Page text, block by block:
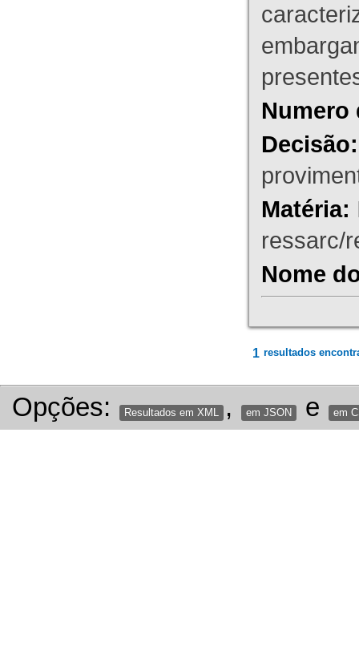
Numero
Decisão:
Matéria:
ressarc/
Nome
1 resultados
Opções: Resultados em XML , em JSON e em